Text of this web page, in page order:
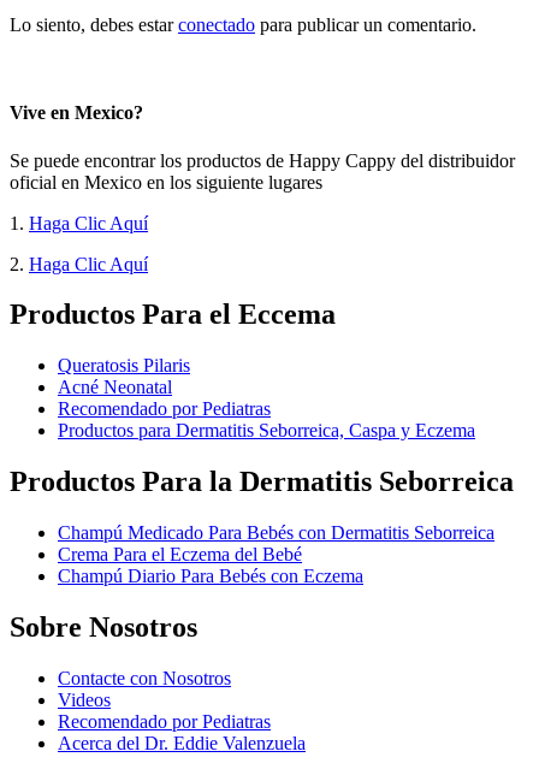
Lo siento, debes estarconectado para publicar un comentario.
Vive en Mexico?
Se puede encontrar los productos de Happy Cappy del distribuidor
oficial en Mexico en los siguiente lugares
1. Haga Clic Aquí
2. Haga Clic Aquí
Productos Para el Eccema
Queratosis Pilaris
Acné Neonatal
Recomendado por Pediatras
Productos para Dermatitis Seborreica, Caspa y Eczema
Productos Para la Dermatitis Seborreica
Champú Medicado Para Bebés con Dermatitis Seborreica
Crema Para el Eczema del Bebé
Champú Diario Para Bebés con Eczema
Sobre Nosotros
Contacte con Nosotros
Videos
Recomendado por Pediatras
Acerca del Dr. Eddie Valenzuela